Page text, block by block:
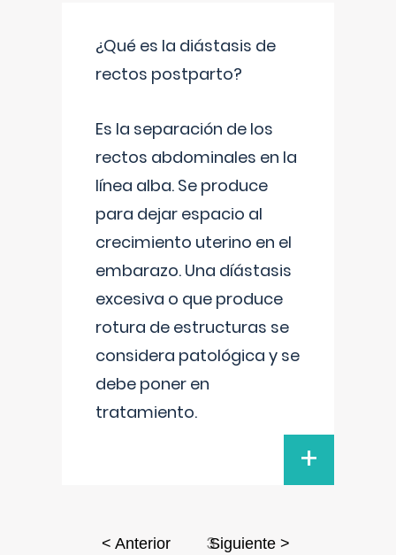
¿Qué es la diástasis de
rectos postparto?
Es la separación de los
rectos abdominales en la
línea alba. Se produce
para dejar espacio al
crecimiento uterino en el
embarazo. Una díástasis
excesiva o que produce
rotura de estructuras se
considera patológica y se
debe poner en
tratamiento.
+
< Anterior 3Siguiente >